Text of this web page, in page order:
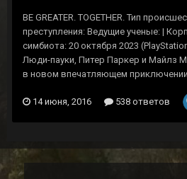
BE GREATER. TOGETHER. Тип
преступления: Ведущие ученые: |
симбиота: 20 октября 2023
Люди-пауки, Питер Паркер и Майлз
в новом впечатляющем
14 июня, 2016 538 ответов